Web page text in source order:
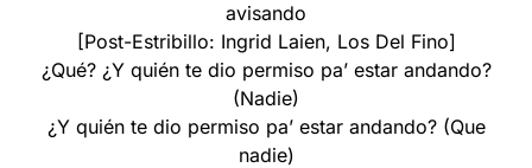
avisando
[Post-Estribillo: Ingrid Laien, Los Del Fino]
¿Qué? ¿Y quién te dio permiso pa’ estar andando?
(Nadie)
¿Y quién te dio permiso pa’ estar andando? (Que
nadie)